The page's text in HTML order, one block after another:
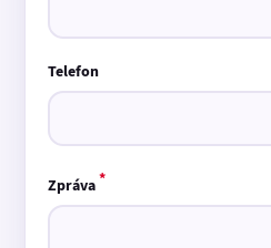
Telefon
Zpráva*